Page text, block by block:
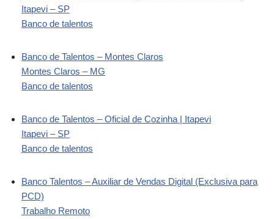
Itapevi – SP
Banco de talentos
Banco de Talentos – Montes Claros
Montes Claros – MG
Banco de talentos
Banco de Talentos – Oficial de Cozinha | Itapevi
Itapevi – SP
Banco de talentos
Banco Talentos – Auxiliar de Vendas Digital (Exclusiva para
PCD)
Trabalho Remoto